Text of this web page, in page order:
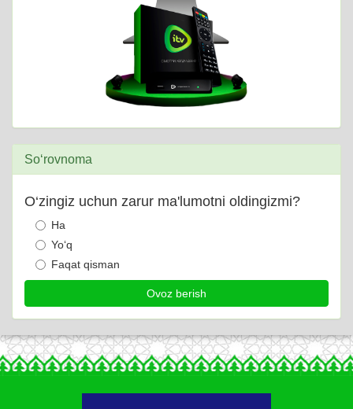
So‘rovnoma
O‘zingiz uchun zarur ma'lumotni oldingizmi?
Ha
Yo‘q
Faqat qisman